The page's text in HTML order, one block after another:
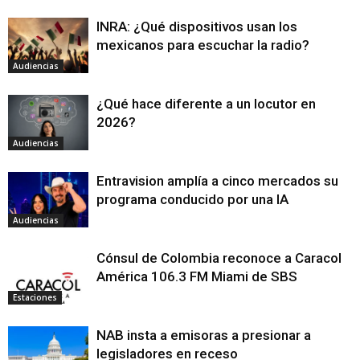
Audiencias
INRA: ¿Qué dispositivos usan los
mexicanos para escuchar la radio?
Audiencias
¿Qué hace diferente a un locutor en
2026?
Audiencias
Entravision amplía a cinco mercados su
programa conducido por una IA
Estaciones
Cónsul de Colombia reconoce a Caracol
América 106.3 FM Miami de SBS
NAB insta a emisoras a presionar a
legisladores en receso